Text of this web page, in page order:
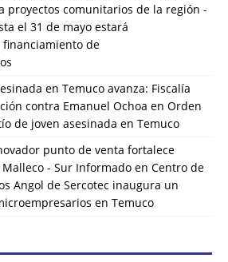
proyectos comunitarios de la región -
el 31 de mayo estará
de
en Temuco avanza: Fiscalía
contra Emanuel Ochoa en Orden
de joven asesinada en Temuco
punto de venta fortalece
- Sur Informado en Centro de
Angol de Sercotec inaugura un
en Temuco